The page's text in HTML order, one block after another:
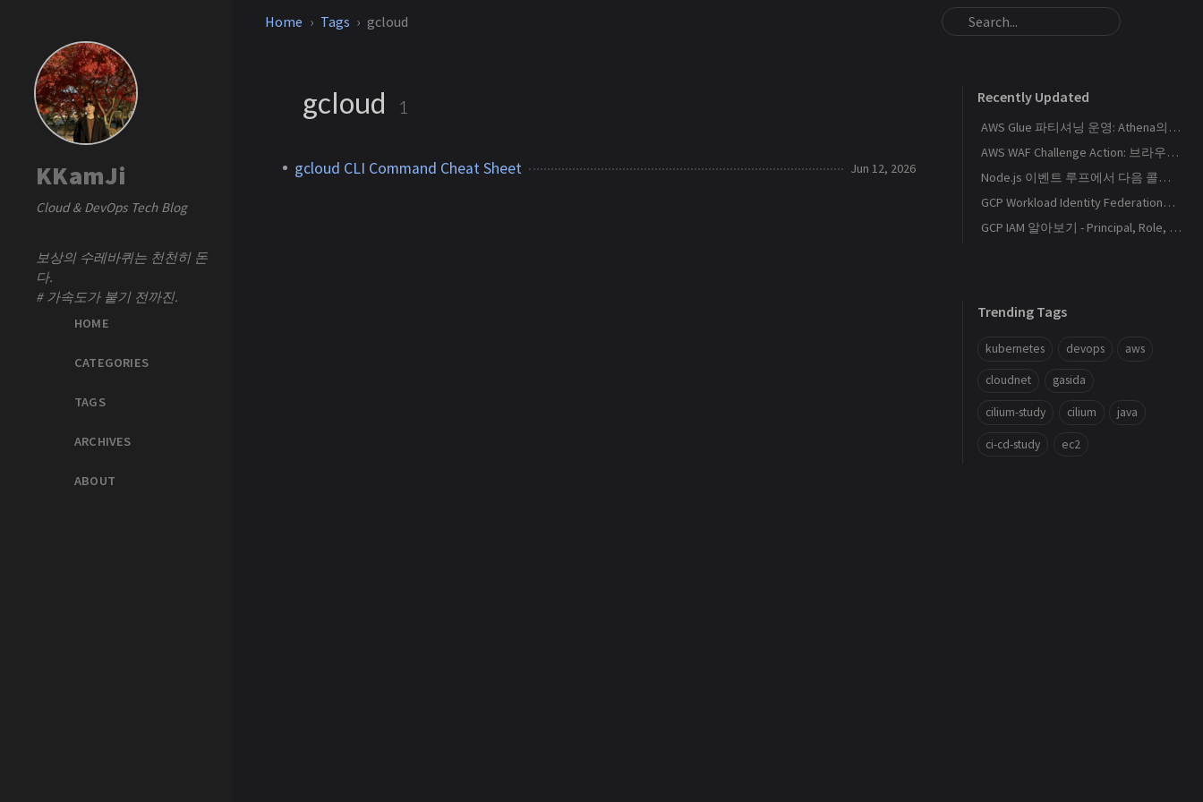
KKamJi
Cloud & DevOps Tech Blog
보상의 수레바퀴는 천천히 돈
다.
# 가속도가 붙기 전까진.
HOME
CATEGORIES
TAGS
ARCHIVES
ABOUT
Home Tags gcloud
gcloud 1
gcloud CLI Command Cheat Sheet Jun 12, 2026
Recently Updated
AWS Glue 파티셔닝 운영: Athena의 S3 스캔량을 줄이는 Catalog와 Projection 설계
AWS WAF Challenge Action: 브라우저 토큰과 SPA 요청 경계를 이해하기
Node.js 이벤트 루프에서 다음 콜백이 실행되는 순서
GCP Workload Identity Federation으로 외부 워크로드에 키 없이 권한 부여하기
GCP IAM 알아보기 - Principal, Role, Policy, Service Account
Trending Tags
kubernetes devops aws
cloudnet gasida
cilium-study cilium java
ci-cd-study ec2